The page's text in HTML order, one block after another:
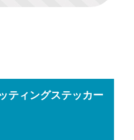
ティングステッカー